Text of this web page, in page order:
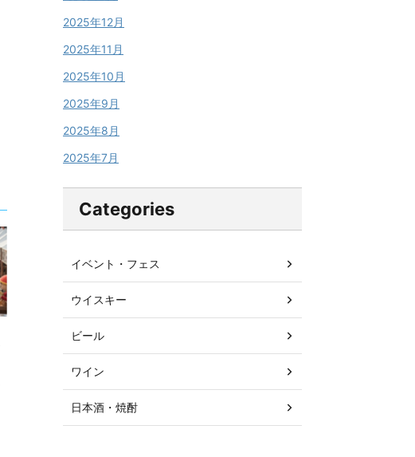
2025年12月
2025年11月
2025年10月
2025年9月
2025年8月
2025年7月
Categories
イベント・フェス
ウイスキー
ビール
ワイン
日本酒・焼酎